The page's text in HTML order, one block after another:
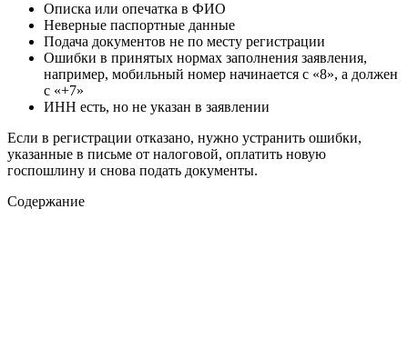
Описка или опечатка в ФИО
Неверные паспортные данные
Подача документов не по месту регистрации
Ошибки в принятых нормах заполнения заявления,
например, мобильный номер начинается с «8», а должен
с «+7»
ИНН есть, но не указан в заявлении
Если в регистрации отказано, нужно устранить ошибки,
указанные в письме от налоговой, оплатить новую
госпошлину и снова подать документы.
Содержание